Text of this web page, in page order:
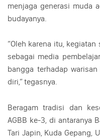
menjaga generasi muda
budayanya.
“Oleh karena itu,
sebagai media
bangga terhadap
diri,” tegasnya.
Beragam tradisi dan
AGBB ke-3, di antaranya
Tari Japin, Kuda Gepang,